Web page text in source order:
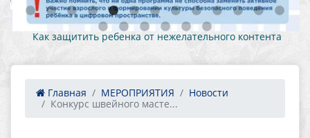
Как защитить ребенка от нежелательного контента
Главная МЕРОПРИЯТИЯ
Новости
Конкурс швейного масте...